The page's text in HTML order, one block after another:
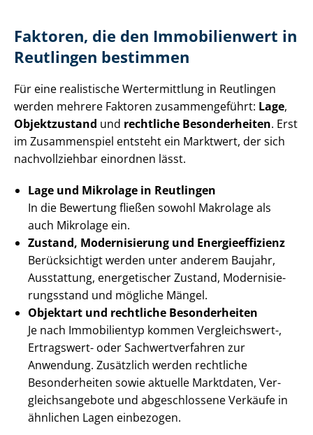
Faktoren, die den Immobilienwert in
Reutlingen bestimmen
Für eine realistische Wertermittlung in Reutlingen
werden mehrere Faktoren zusammengeführt: Lage,
Objektzustand und rechtliche Besonderheiten. Erst
im Zusammenspiel entsteht ein Marktwert, der sich
nachvollziehbar einordnen lässt.
Lage und Mikrolage in Reutlingen
In die Bewertung fließen sowohl Makrolage als
auch Mikrolage ein.
Zustand, Modernisierung und En­er­gie­ef­fi­zi­enz
Berücksichtigt werden unter anderem Baujahr,
Ausstattung, energetischer Zustand, Mo­der­ni­sie­
rungs­stand und mögliche Mängel.
Objektart und rechtliche Besonderheiten
Je nach Immobilientyp kommen Vergleichswert-,
Ertragswert- oder Sach­wert­ver­fah­ren zur
Anwendung. Zusätzlich werden rechtliche
Besonderheiten sowie aktuelle Marktdaten, Ver­
gleichs­an­ge­bo­te und abgeschlossene Verkäufe in
ähnlichen Lagen einbezogen.